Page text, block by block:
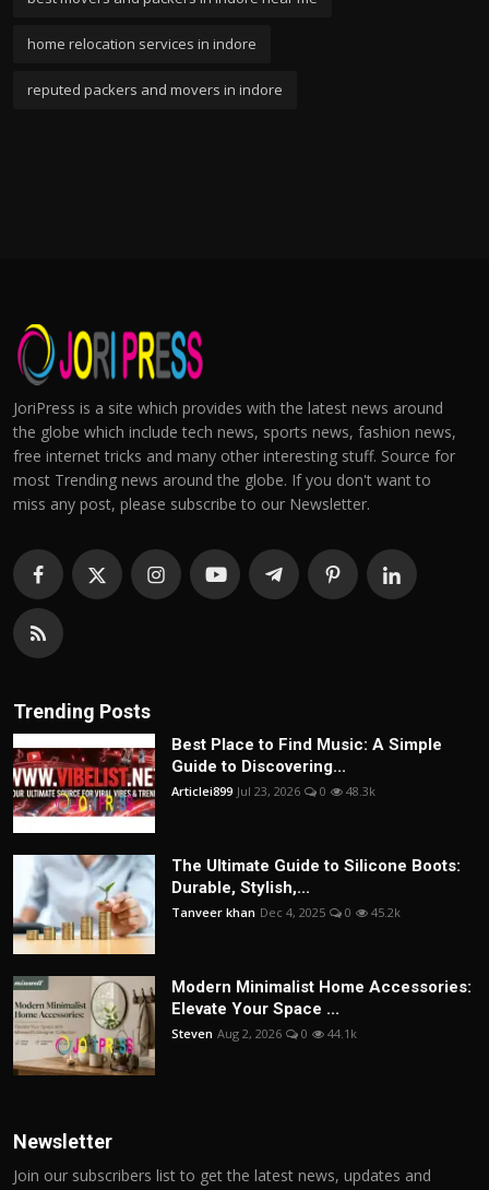
home relocation services in indore
reputed packers and movers in indore
JoriPress is a site which provides with the latest news around
the globe which include tech news, sports news, fashion news,
free internet tricks and many other interesting stuff. Source for
most Trending news around the globe. If you don't want to
miss any post, please subscribe to our Newsletter.
Trending Posts
Best Place to Find Music: A Simple
Guide to Discovering...
Articlei899 Jul 23, 2026 0 48.3k
The Ultimate Guide to Silicone Boots:
Durable, Stylish,...
Tanveer khan Dec 4, 2025 0 45.2k
Modern Minimalist Home Accessories:
Elevate Your Space ...
Steven Aug 2, 2026 0 44.1k
Newsletter
Join our subscribers list to get the latest news, updates and